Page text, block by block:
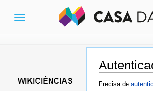
Ir para:navegação
Precisa de
Toggle